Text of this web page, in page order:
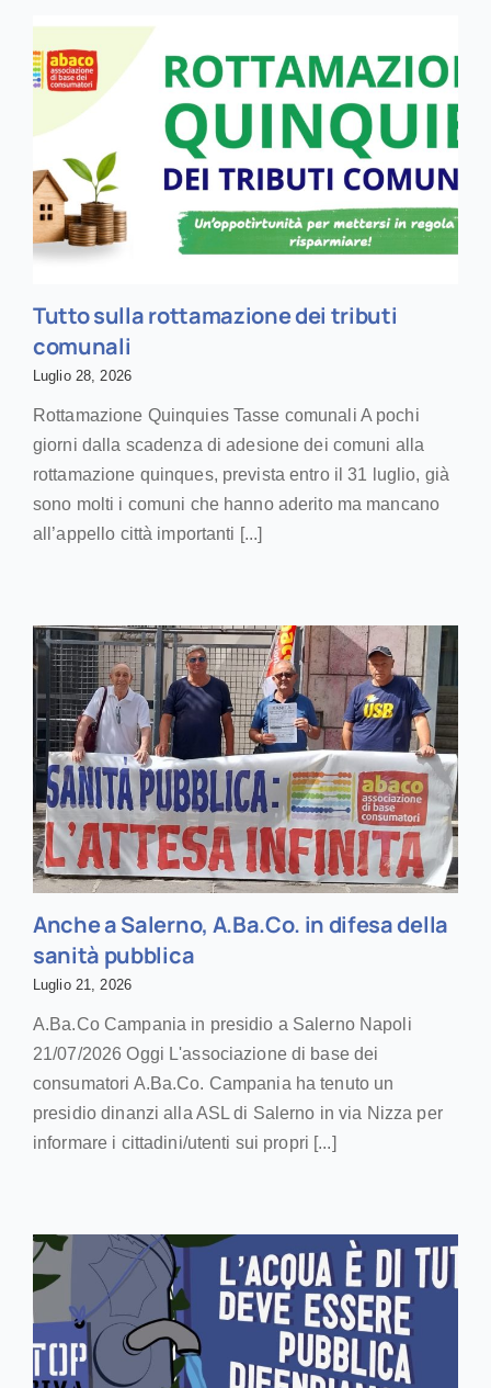
Tutto sulla rottamazione dei tributi
comunali
Luglio 28, 2026
Rottamazione Quinquies Tasse comunali A pochi
giorni dalla scadenza di adesione dei comuni alla
rottamazione quinques, prevista entro il 31 luglio, già
sono molti i comuni che hanno aderito ma mancano
all’appello città importanti [...]
Anche a Salerno, A.Ba.Co. in difesa della
sanità pubblica
Luglio 21, 2026
A.Ba.Co Campania in presidio a Salerno Napoli
21/07/2026 Oggi L'associazione di base dei
consumatori A.Ba.Co. Campania ha tenuto un
presidio dinanzi alla ASL di Salerno in via Nizza per
informare i cittadini/utenti sui propri [...]